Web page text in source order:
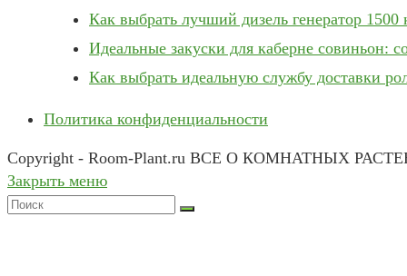
Как выбрать лучший дизель генератор 1500
Идеальные закуски для каберне совиньон:
Как выбрать идеальную службу доставки
Политика конфиденциальности
Copyright - Room-Plant.ru ВСЕ О КОМНАТНЫХ
Закрыть меню